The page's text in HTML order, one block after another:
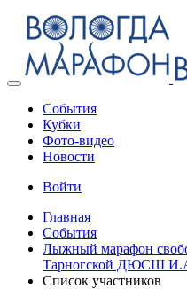
Toggle
navigationСобытия
Кубки
Фото-видео
Новости
Войти
Главная
События
Лыжный марафон
Тарногской ДЮСШ
Список участников